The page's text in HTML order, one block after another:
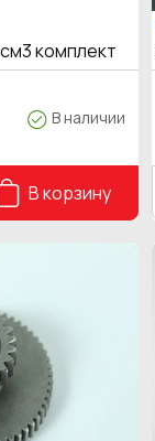
комплект
В наличии
В корзину